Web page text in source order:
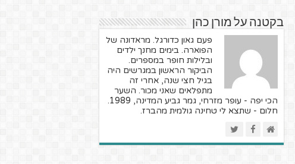
בקטנה על מורן כהן
פעם גאון כדורגל. מראדונה של
הפוארה. בימים מחנך ילדים
ובלילות חופר במספרים.
הביקור הראשון במגרשים היה
בגיל חצי שנה, אחרי זה
מתפלאים שאני מכור. השער
הכי יפה - עופר מזרחי, גמר גביע המדינה, 1989.
חלום - שתצא לי טחינה גולמית מהברז.